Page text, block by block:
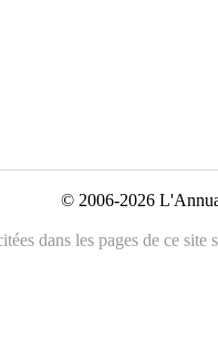
© 2006-2026
dans les pages de ce